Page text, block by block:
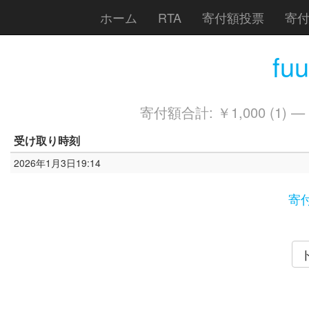
ホーム RTA 寄付額投票 寄
寄付額合計: ￥1,000 (1) —
受け取り時刻
2026年1月3日19:14
寄